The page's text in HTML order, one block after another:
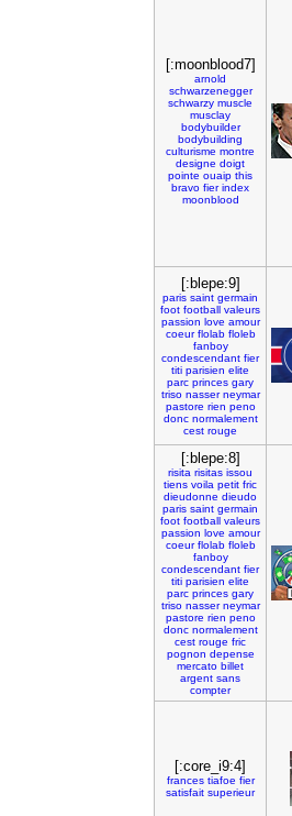
[:moonblood7]
arnold
schwarzenegger
schwarzy muscle
musclay
bodybuilder
bodybuilding
culturisme montre
designe doigt
pointe ouaip this
bravo fier index
moonblood
[:blepe:9]
paris saint germain
foot football valeurs
passion love amour
coeur flolab floleb
fanboy
condescendant fier
titi parisien elite
parc princes gary
triso nasser neymar
pastore rien peno
donc normalement
cest rouge
[:blepe:8]
risita risitas issou
tiens voila petit fric
dieudonne dieudo
paris saint germain
foot football valeurs
passion love amour
coeur flolab floleb
fanboy
condescendant fier
titi parisien elite
parc princes gary
triso nasser neymar
pastore rien peno
donc normalement
cest rouge fric
pognon depense
mercato billet
argent sans
compter
[:core_i9:4]
frances tiafoe fier
satisfait superieur